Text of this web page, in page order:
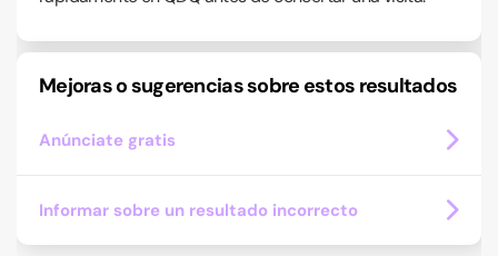
Mejoras o sugerencias sobre estos resultados
Anúnciate gratis
Informar sobre un resultado incorrecto